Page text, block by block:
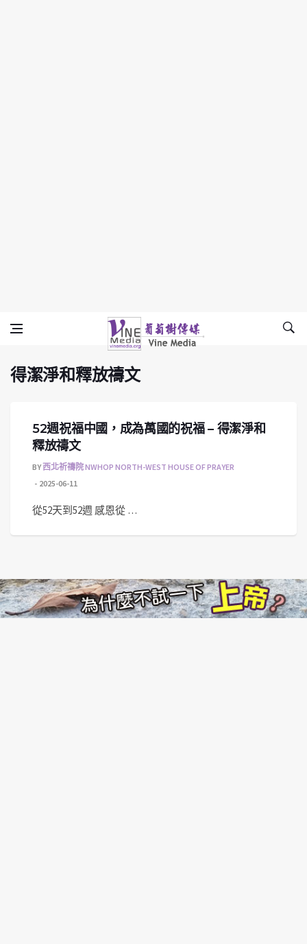
得潔淨和釋放禱文
Vine Media
葡萄樹傳媒
得潔淨和釋放禱文
52週祝福中國，成為萬國的祝福 – 得潔淨和
釋放禱文
BY西北祈禱院 NWHOP NORTH-WEST HOUSE OF PRAYER
2025-06-11
從52天到52週 感恩從 …